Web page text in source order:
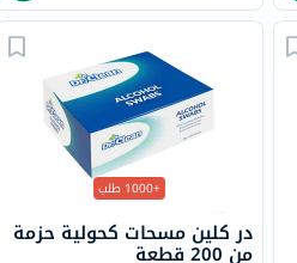
+1000 طلب
در كلين مسحات كحولية حزمة
من 200 قطعة